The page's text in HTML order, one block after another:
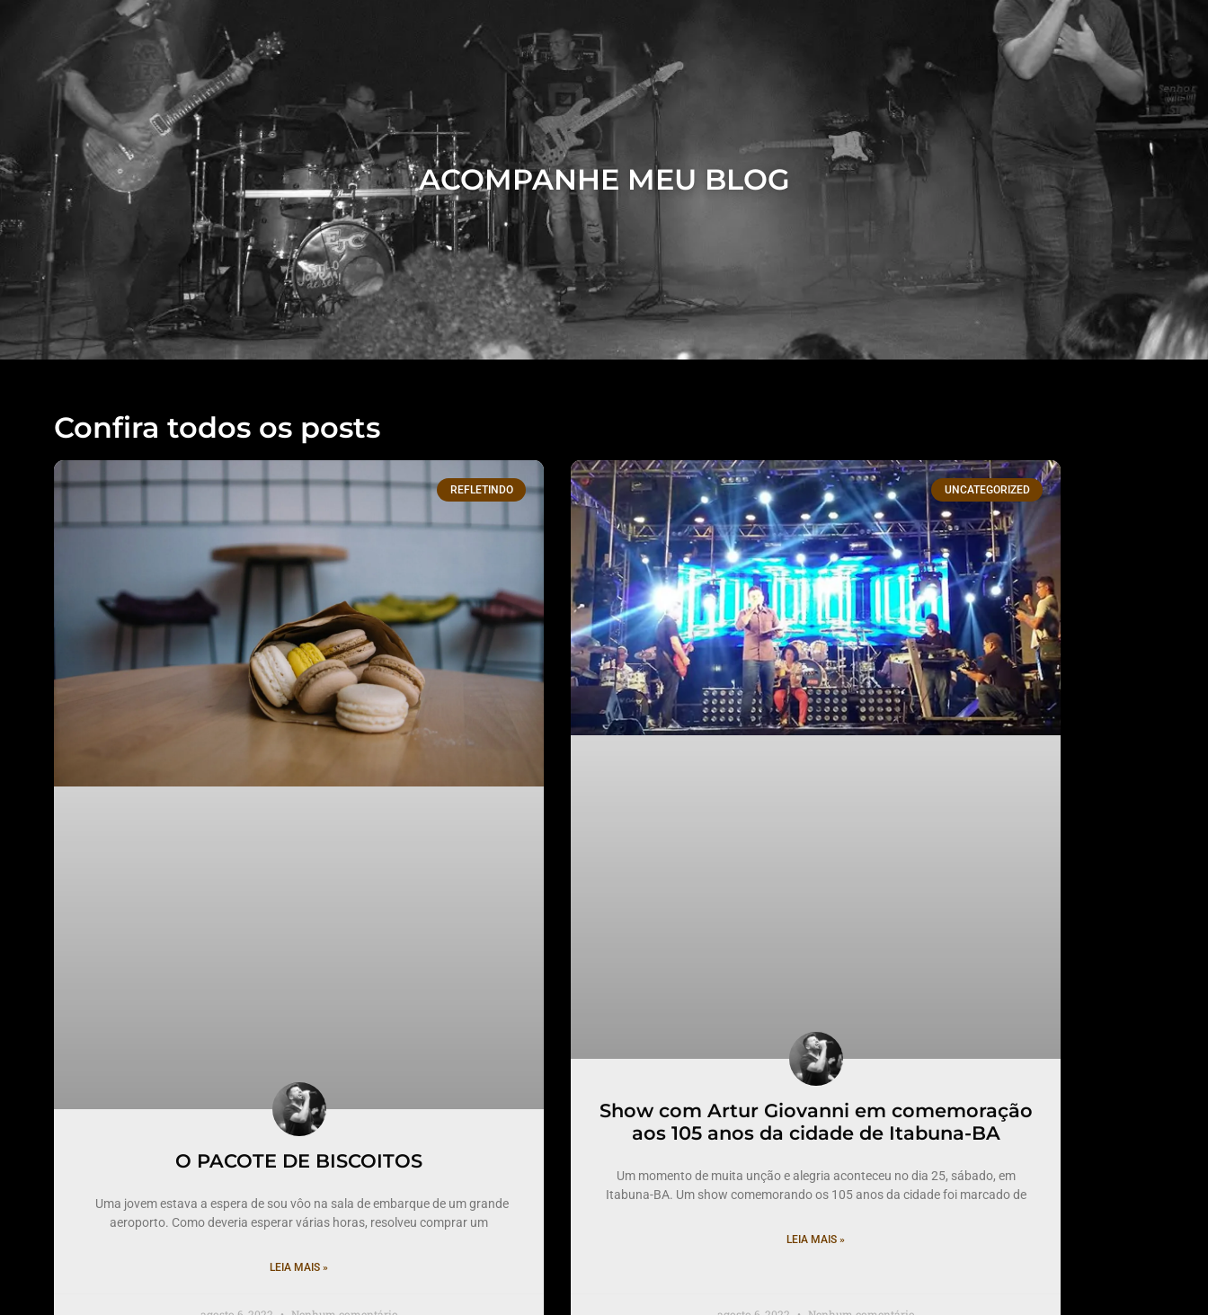
ACOMPANHE MEU BLOG
Confira todos os posts
REFLETINDO
O PACOTE DE BISCOITOS
Uma jovem estava a espera de sou vôo na sala de embarque de um grande
aeroporto. Como deveria esperar várias horas, resolveu comprar um
LEIA MAIS »
UNCATEGORIZED
Show com Artur Giovanni em comemoração
aos 105 anos da cidade de Itabuna-BA
Um momento de muita unção e alegria aconteceu no dia 25, sábado, em
Itabuna-BA. Um show comemorando os 105 anos da cidade foi marcado de
LEIA MAIS »